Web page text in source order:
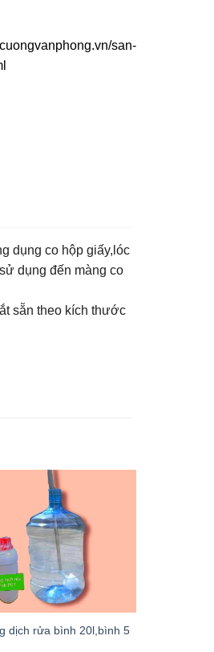
san-
dụng co hộp giấy,lóc
dụng đến màng co
sẵn theo kích thước
dịch rửa bình 20l,bình 5